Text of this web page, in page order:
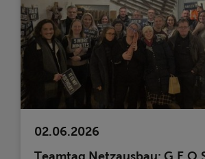
02.06.2026